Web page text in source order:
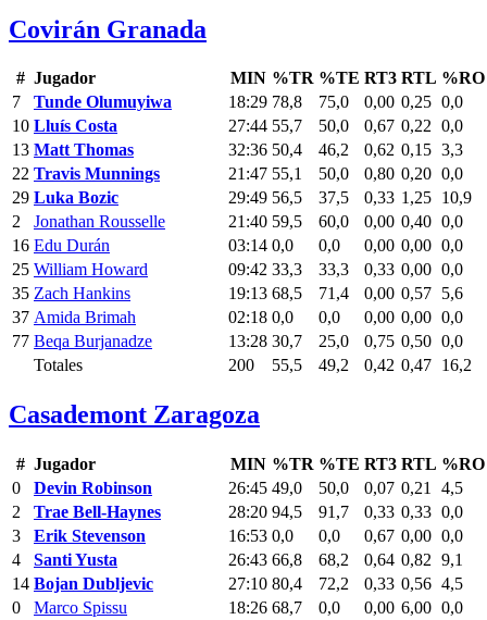
Covirán Granada
# Jugador MIN %TR %TE RT3 RTL %RO
7
Tunde Olumuyiwa 18:29 78,8 75,0 0,00 0,25 0,0
10 Lluís Costa 27:44 55,7 50,0 0,67 0,22 0,0
13 Matt Thomas 32:36 50,4 46,2 0,62 0,15 3,3
22 Travis Munnings 21:47 55,1 50,0 0,80 0,20 0,0
29 Luka Bozic 29:49 56,5 37,5 0,33 1,25 10,9
2
Jonathan Rousselle 21:40 59,5 60,0 0,00 0,40 0,0
16 Edu Durán 03:14 0,0 0,0 0,00 0,00 0,0
25 William Howard 09:42 33,3 33,3 0,33 0,00 0,0
35 Zach Hankins 19:13 68,5 71,4 0,00 0,57 5,6
37 Amida Brimah 02:18 0,0 0,0 0,00 0,00 0,0
77 Beqa Burjanadze 13:28 30,7 25,0 0,75 0,50 0,0
Totales
200 55,5 49,2 0,42 0,47 16,2
Casademont Zaragoza
# Jugador MIN %TR %TE RT3 RTL %RO
0
Devin Robinson 26:45 49,0 50,0 0,07 0,21
4,5
2
Trae Bell-Haynes 28:20 94,5 91,7 0,33 0,33 0,0
3
Erik Stevenson 16:53 0,0 0,0 0,67 0,00 0,0
4
Santi Yusta 26:43 66,8 68,2 0,64 0,82 9,1
14 Bojan Dubljevic 27:10 80,4 72,2 0,33 0,56 4,5
0
Marco Spissu 18:26 68,7 0,0 0,00 6,00 0,0